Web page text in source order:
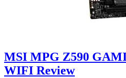
MSI MPG Z590
WIFI Review